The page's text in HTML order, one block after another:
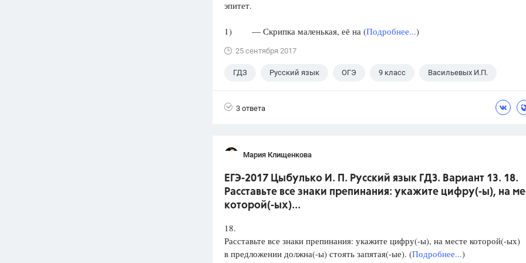
эпитет.
1) — Скрипка маленькая, её на (Подробнее...)
25 сентября 2017
ГДЗ Русский язык ОГЭ 9 класс Васильевых И.П.
3 ответа
Мария Клищенкова
ЕГЭ-2017 Цыбулько И. П. Русский язык ГДЗ. Вариант 13. 18.
Расставьте все знаки препинания: укажите цифру(-ы), на
которой(-ых)...
18.
Расставьте все знаки препинания: укажите цифру(-ы), на месте которой(-ых)
в предложении должна(-ы) стоять запятая(-ые). (Подробнее...)